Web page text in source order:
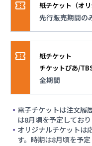
2026.05.26
メンテナンス実施
2026.03.12
【地域限定なし
しました！
観戦チケット二次
お知らせ
概要
紙チケット（オリ
先行販売期間の
販売期間
概要
大会観戦の記念
紙チケット
チケットぴあ/
全期間
全期間
概要
コンビニ店頭で
電子チケットは注文履
は8月頃を予定しており
オリジナルチケットは
す。時期は8月頃を予定